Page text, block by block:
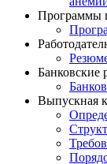
Программы
Банковские
Выпускная